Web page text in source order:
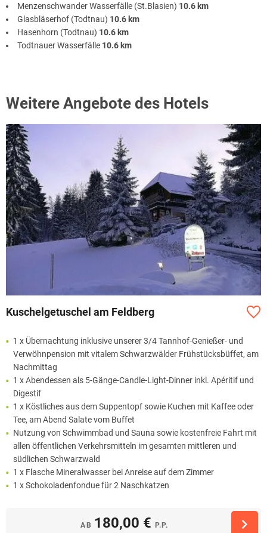
Menzenschwander Wasserfälle (St.Blasien) 10.6 km
Glasbläserhof (Todtnau) 10.6 km
Hasenhorn (Todtnau) 10.6 km
Todtnauer Wasserfälle 10.6 km
Weitere Angebote des Hotels
Kuschelgetuschel am Feldberg
1 x Übernachtung inklusive unserer 3/4 Tannhof-Genießer- und
Verwöhnpension mit vitalem Schwarzwälder Frühstücksbüffet, am
Nachmittag
1 x Abendessen als 5-Gänge-Candle-Light-Dinner inkl. Apéritif und
Digestif
1 x Köstliches aus dem Suppentopf sowie Kuchen mit Kaffee oder
Tee, am Abend Salate vom Buffet
Nutzung von Schwimmbad und Sauna sowie kostenfreie Fahrt mit
allen öffentlichen Verkehrsmitteln im gesamten mittleren und
südlichen Schwarzwald
1 x Flasche Mineralwasser bei Anreise auf dem Zimmer
1 x Schokoladenfondue für 2 Naschkatzen
AB 180,00 € P.P.